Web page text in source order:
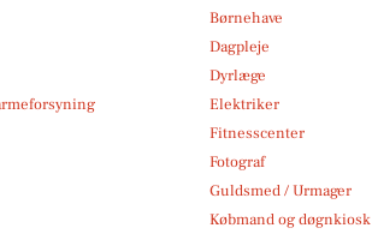
Børnehave
Dagpleje
Dyrlæge
Elektriker
Fitnesscenter
Fotograf
Guldsmed / Urmager
Købmand og døgnkiosk